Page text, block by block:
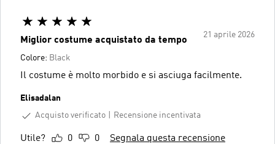
21 aprile 2026
Miglior costume acquistato da tempo
Colore: Black
Il costume è molto morbido e si asciuga facilmente.
Elisadalan
Acquisto verificato
Recensione incentivata
Utile? 0 0 Segnala questa recensione